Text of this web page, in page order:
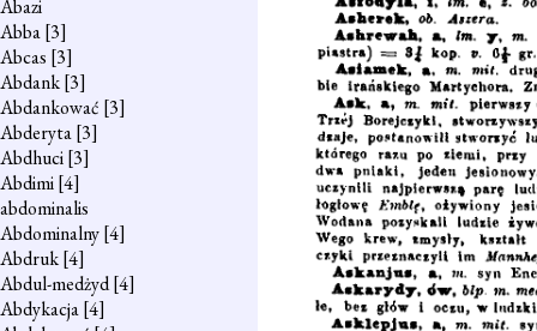
Abazi
Abba[3]
Abcas [3]
Abdank[3]
Abdankować [3]
Abderyta[3]
Abdhuci[3]
Abdimi[4]
abdominalis
Abdominalny[4]
Abdruk[4]
Abdul-medżyd[4]
Abdykacja[4]